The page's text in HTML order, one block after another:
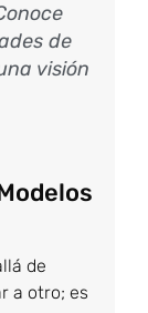
de
visión
de
a otro; es